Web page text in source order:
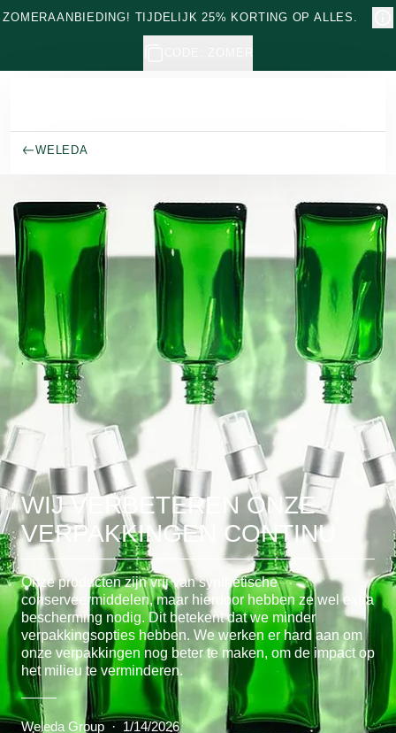
Naar hoofdinhoud gaan
ZOMERAANBIEDING! TIJDELIJK 25% KORTING OP ALLES.
WELEDA
WIJ VERBETEREN ONZE
VERPAKKINGEN CONTINU
Onze producten zijn vrij van synthetische
conserveermiddelen, maar hierdoor hebben ze wel extra
bescherming nodig. Dit betekent dat we minder
verpakkingsopties hebben. We werken er hard aan om
onze verpakkingen nog beter te maken, om de impact op
het milieu te verminderen.
Weleda Group · 1/14/2026